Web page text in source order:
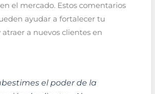
el mercado. Estos comentarios
ayudar a fortalecer tu
a nuevos clientes en
el poder de la